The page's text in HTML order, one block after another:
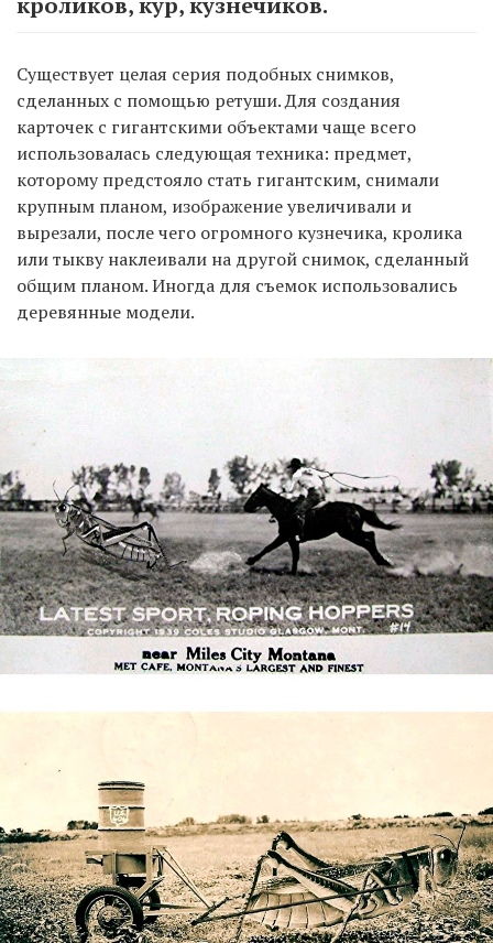
Существует целая серия подобных снимков,
сделанных с помощью ретуши. Для создания
карточек с гигантскими объектами чаще всего
использовалась следующая техника: предмет,
которому предстояло стать гигантским, снимали
крупным планом, изображение увеличивали и
вырезали, после чего огромного кузнечика, кролика
или тыкву наклеивали на другой снимок, сделанный
общим планом. Иногда для съемок использовались
деревянные модели.